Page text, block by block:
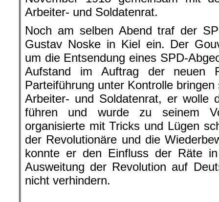
Arbeiter- und Soldatenrat.
Noch am selben Abend traf der
Gustav Noske in Kiel ein. Der
um die Entsendung eines SPD-
Aufstand im Auftrag der neuen
Parteiführung unter Kontrolle
Arbeiter- und Soldatenrat, er wolle
führen und wurde zu seinem
organisierte mit Tricks und Lügen
der Revolutionäre und die
konnte er den Einfluss der Räte
Ausweitung der Revolution auf
nicht verhindern.